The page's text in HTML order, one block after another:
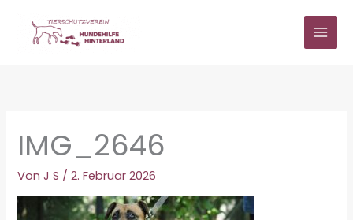
springen
IMG_2646
VonJ S /2. Februar 2026